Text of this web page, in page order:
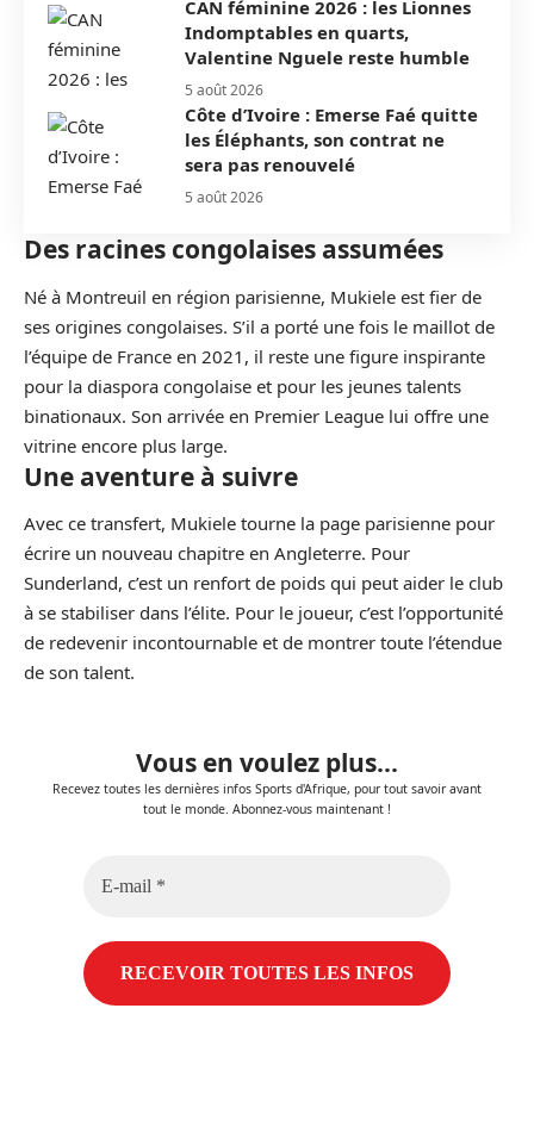
CAN féminine 2026 : les Lionnes
Indomptables en quarts,
Valentine Nguele reste humble
5 août 2026
Côte d’Ivoire : Emerse Faé quitte
les Éléphants, son contrat ne
sera pas renouvelé
5 août 2026
Des racines congolaises assumées
Né à Montreuil en région parisienne, Mukiele est fier de
ses origines congolaises. S’il a porté une fois le maillot de
l’équipe de France en 2021, il reste une figure inspirante
pour la diaspora congolaise et pour les jeunes talents
binationaux. Son arrivée en Premier League lui offre une
vitrine encore plus large.
Une aventure à suivre
Avec ce transfert, Mukiele tourne la page parisienne pour
écrire un nouveau chapitre en Angleterre. Pour
Sunderland, c’est un renfort de poids qui peut aider le club
à se stabiliser dans l’élite. Pour le joueur, c’est l’opportunité
de redevenir incontournable et de montrer toute l’étendue
de son talent.
Vous en voulez plus...
Recevez toutes les dernières infos Sports d'Afrique, pour tout savoir avant
tout le monde. Abonnez-vous maintenant !